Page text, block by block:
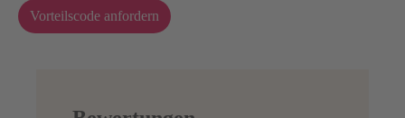
Vorteilscode anfordern